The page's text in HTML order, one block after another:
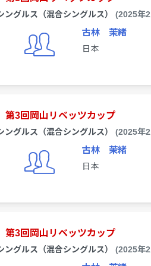
ングルス（混合シングルス） (2025年
古林 茉緒
日本
第3回岡山リベッツカップ
ングルス（混合シングルス） (2025年
古林 茉緒
日本
第3回岡山リベッツカップ
ングルス（混合シングルス） (2025年